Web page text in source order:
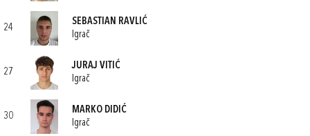
24
SEBASTIAN RAVLIĆ
Igrač
27
JURAJ VITIĆ
Igrač
30
MARKO DIDIĆ
Igrač